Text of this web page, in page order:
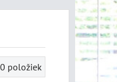
0 položiek